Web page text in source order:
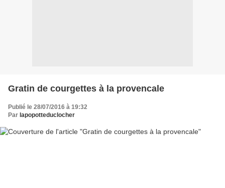
Gratin de courgettes à la provencale
Publié le 28/07/2016 à 19:32
Par lapopotteduclocher